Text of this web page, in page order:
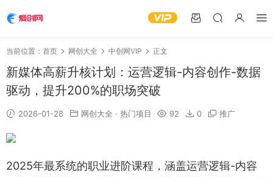
当前位置： 首页 网创大全 中创网VIP 正文
新媒体高薪升核计划：运营逻辑-内容创作-数据
驱动，提升200%的职场突破
2026-01-28 网创大全 · 热门项目 92 0 推广
2025年最系统的职业进阶课程，涵盖运营逻辑-内容